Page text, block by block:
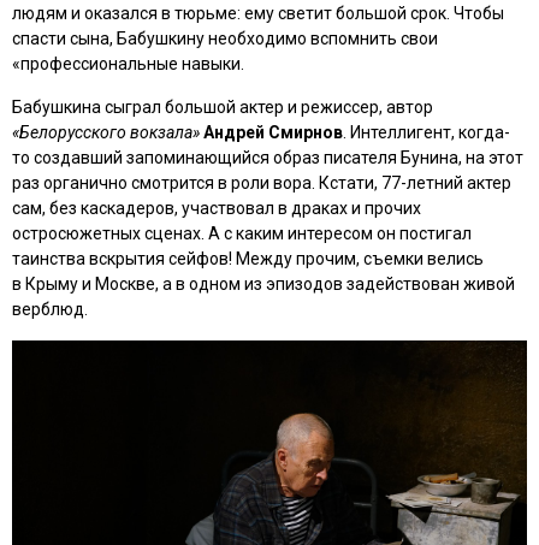
людям и оказался в тюрьме: ему светит большой срок. Чтобы
спасти сына, Бабушкину необходимо вспомнить свои
«профессиональные навыки.
Бабушкина сыграл большой актер и режиссер, автор
«Белорусского вокзала»Андрей Смирнов. Интеллигент, когда-
то создавший запоминающийся образ писателя Бунина, на этот
раз органично смотрится в роли вора. Кстати, 77-летний актер
сам, без каскадеров, участвовал в драках и прочих
остросюжетных сценах. А с каким интересом он постигал
таинства вскрытия сейфов! Между прочим, съемки велись
в Крыму и Москве, а в одном из эпизодов задействован живой
верблюд.